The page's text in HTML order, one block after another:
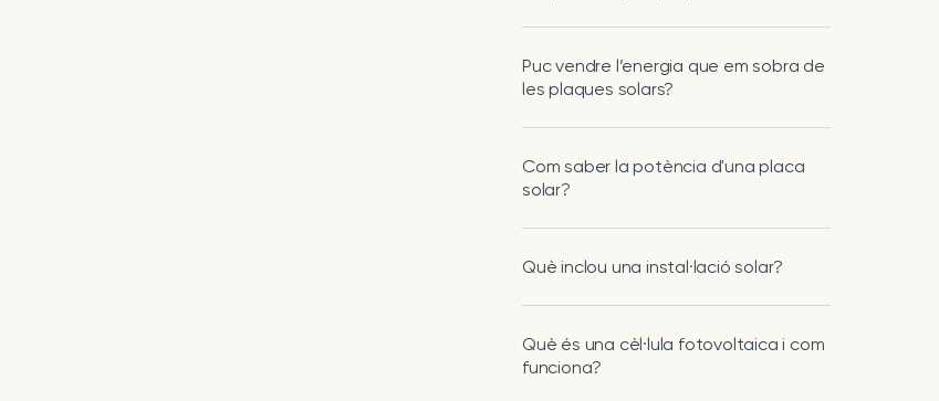
Puc vendre l’energia que em sobra de
les plaques solars?
Com saber la potència d'una placa
solar?
Què inclou una instal·lació solar?
Què és una cèl·lula fotovoltaica i com
funciona?